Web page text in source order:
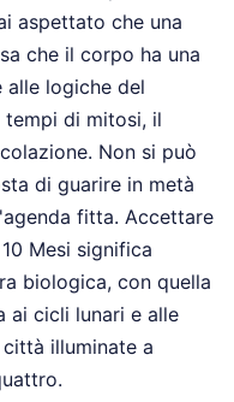
aspettato che una
che il corpo ha una
alle logiche del
tempi di mitosi, il
Non si può
di guarire in metà
fitta. Accettare
Mesi significa
biologica, con quella
ai cicli lunari e alle
illuminate a